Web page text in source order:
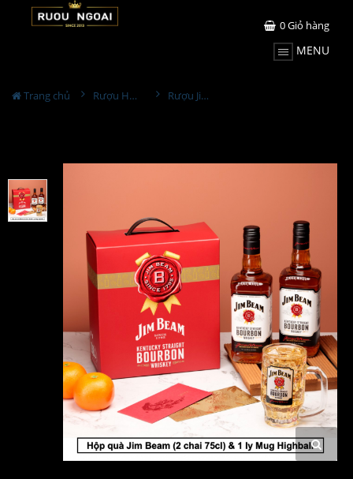
0Giỏ hàng
MENU
Trang chủ Rượu Hộp Quà Rượu Jim Beam - Hộp Quà Tết 2022